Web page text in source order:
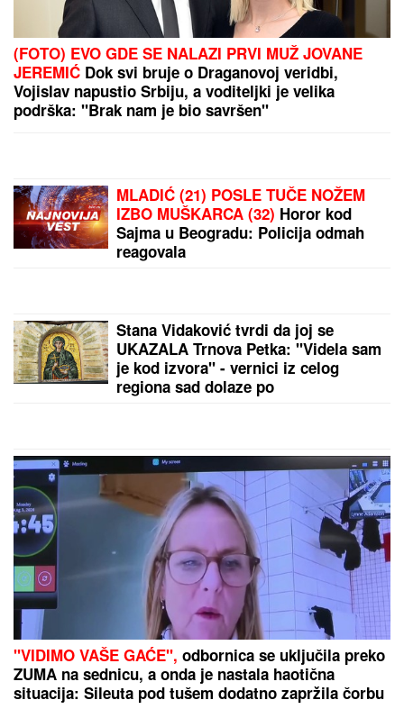
TEODOSIĆ BACIO BOMBU!Zvezda dovela baš
veliko pojačanje
NEDELjNI HOROSKOP OD 9. DO 15. AVGUSTA:
Ovna očekuje sudbinski susret, Lava "španska
serija" u ljubavi, Strelca uvećanje prihoda
(FOTO) EVO GDE SE NALAZI PRVI MUŽ JOVANE
JEREMIĆ Dok svi bruje o Draganovoj veridbi,
Vojislav napustio Srbiju, a voditeljki je velika